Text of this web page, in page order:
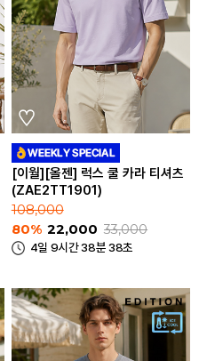
[이월][올젠] 럭스 쿨 카라 티셔츠
(ZAE2TT1901)
108,000
80% 22,000 33,000
4일 9시간 38분 38초